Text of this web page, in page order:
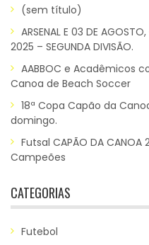
(sem título)
ARSENAL E 03 DE
2025 – SEGUNDA DIVISÃO.
AABBOC e Acadêmicos
Canoa de Beach Soccer
18ª Copa Capão da
domingo.
Futsal CAPÃO DA
Campeões
CATEGORIAS
Futebol